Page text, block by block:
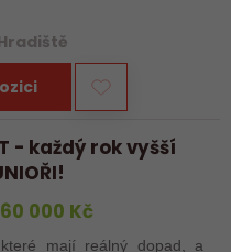
- každý rok vyšší
000 Kč
mají reálný dopad, a